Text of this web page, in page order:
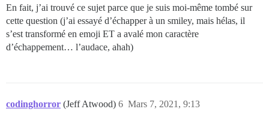
En fait, j’ai trouvé ce sujet parce que je suis moi-même tombé sur
cette question (j’ai essayé d’échapper à un smiley, mais hélas, il
s’est transformé en emoji ET a avalé mon caractère
d’échappement… l’audace, ahah)
codinghorror (Jeff Atwood) Mars 7, 2021, 9:13
6